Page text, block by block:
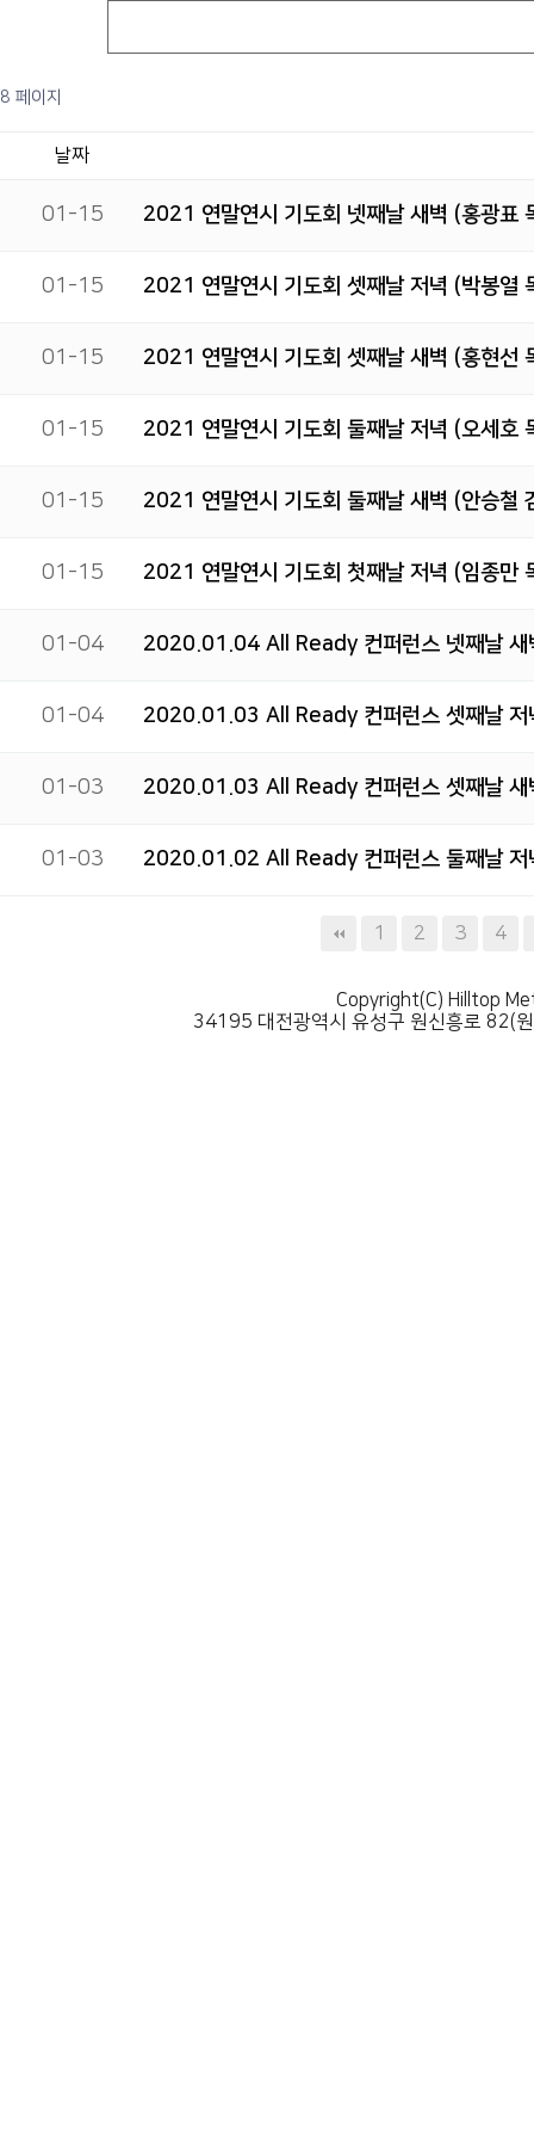
8 페이지
날짜
01-15 2021 연말연시 기도회 넷째날 새벽 (홍광표
01-15 2021 연말연시 기도회 셋째날 저녁 (박봉열
01-15 2021 연말연시 기도회 셋째날 새벽 (홍현선
01-15 2021 연말연시 기도회 둘째날 저녁 (오세호
01-15 2021 연말연시 기도회 둘째날 새벽 (안승철
01-15 2021 연말연시 기도회 첫째날 저녁 (임종만
01-04 2020.01.04 All Ready 컨퍼런스 넷째날 새
01-04 2020.01.03 All Ready 컨퍼런스 셋째날 저
01-03 2020.01.03 All Ready 컨퍼런스 셋째날 새
01-03 2020.01.02 All Ready 컨퍼런스 둘째날 저
1 2 3 4
Copyright(C) Hilltop
34195 대전광역시 유성구 원신흥로